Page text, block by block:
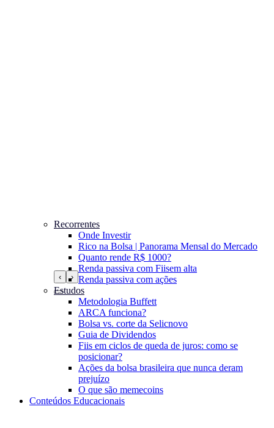
‹ ›
Recorrentes
Onde Investir
Rico na Bolsa | Panorama Mensal do Mercado
Quanto rende R$ 1000?
Renda passiva com Fiisem alta
Renda passiva com ações
Estudos
Metodologia Buffett
ARCA funciona?
Bolsa vs. corte da Selicnovo
Guia de Dividendos
Fiis em ciclos de queda de juros: como se
posicionar?
Ações da bolsa brasileira que nunca deram
prejuízo
O que são memecoins
Conteúdos Educacionais